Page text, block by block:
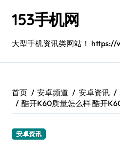
153手机网
大型手机资讯类网站！ https://
首页 安卓频道 安卓资讯
酷开K60质量怎么样 酷开
安卓资讯